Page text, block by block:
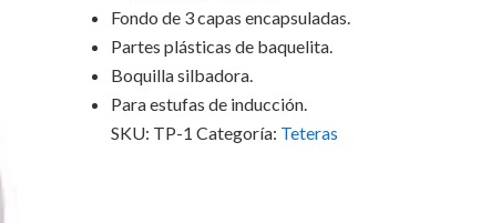
Fondo de 3 capas encapsuladas.
Partes plásticas de baquelita.
Boquilla silbadora.
Para estufas de inducción.
SKU: TP-1 Categoría: Teteras